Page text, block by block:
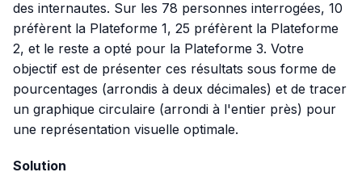
des internautes. Sur les 78 personnes interrogées, 10
préfèrent la Plateforme 1, 25 préfèrent la Plateforme
2, et le reste a opté pour la Plateforme 3. Votre
objectif est de présenter ces résultats sous forme de
pourcentages (arrondis à deux décimales) et de tracer
un graphique circulaire (arrondi à l'entier près) pour
une représentation visuelle optimale.
Solution